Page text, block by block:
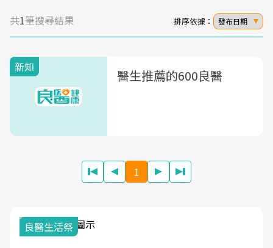
共1筆搜尋結果 排序依據： 發布日期
新知 醫生推薦的600良醫
1
良醫生活祭